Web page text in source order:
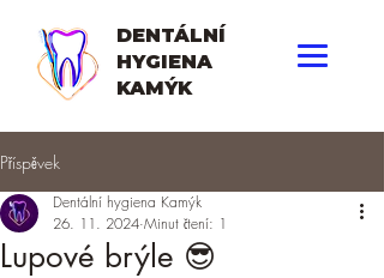
DENTÁLNÍ
HYGIENA
KAMÝK
Příspěvek
Lupové brýle 😎
Dentální hygiena Kamýk
26. 11. 2024 Minut čtení: 1